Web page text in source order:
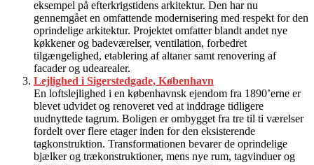
eksempel på efterkrigstidens arkitektur. Den har nu
gennemgået en omfattende modernisering med respekt for den
oprindelige arkitektur. Projektet omfatter blandt andet nye
køkkener og badeværelser, ventilation, forbedret
tilgængelighed, etablering af altaner samt renovering af
facader og udearealer.
Lejlighed i Sigerstedgade, København
En loftslejlighed i en københavnsk ejendom fra 1890’erne er
blevet udvidet og renoveret ved at inddrage tidligere
uudnyttede tagrum. Boligen er ombygget fra tre til ti værelser
fordelt over flere etager inden for den eksisterende
tagkonstruktion. Transformationen bevarer de oprindelige
bjælker og trækonstruktioner, mens nye rum, tagvinduer og